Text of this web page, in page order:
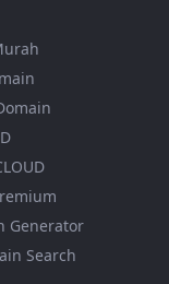
Generator
Search